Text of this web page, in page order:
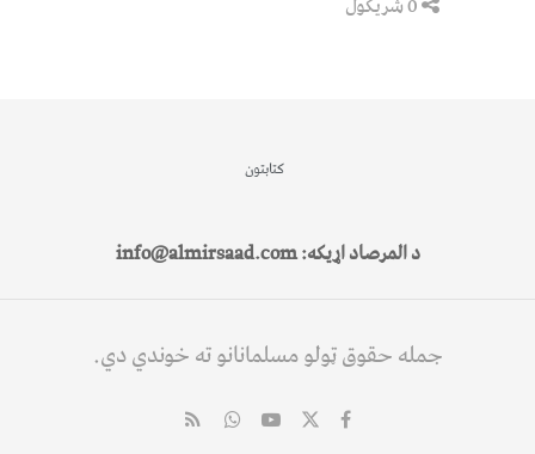
کتابتون
د المرصاد اړیکه: info@almirsaad.com
جمله حقوق ټولو مسلمانانو ته خوندي دي.